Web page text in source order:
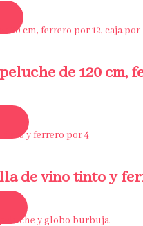
de 120 cm,
de vino tinto y